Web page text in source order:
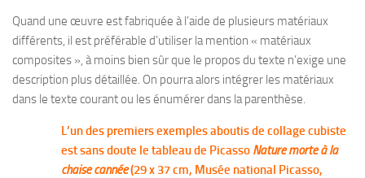
Quand une œuvre est fabriquée à l’aide de plusieurs matériaux
différents, il est préférable d’utiliser la mention « matériaux
composites », à moins bien sûr que le propos du texte n’exige une
description plus détaillée. On pourra alors intégrer les matériaux
dans le texte courant ou les énumérer dans la parenthèse.
L’un des premiers exemples aboutis de collage cubiste
est sans doute le tableau de Picasso Nature morte à la
chaise cannée(29 x 37 cm, Musée national Picasso,